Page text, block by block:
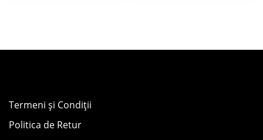
Termeni și Condiții
Politica de Retur